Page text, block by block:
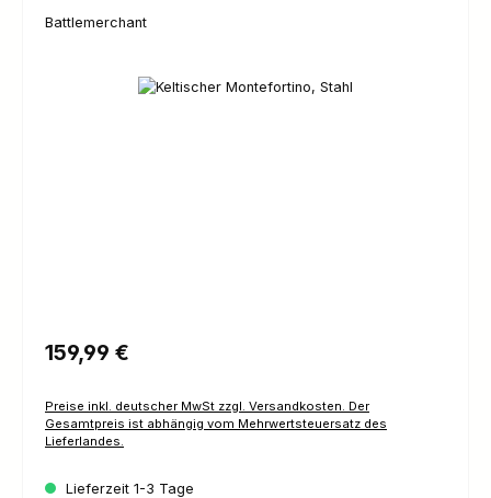
Battlemerchant
Bildergalerie überspringen
Regulärer Preis:
159,99 €
Preise inkl. deutscher MwSt zzgl. Versandkosten. Der
Gesamtpreis ist abhängig vom Mehrwertsteuersatz des
Lieferlandes.
Lieferzeit 1-3 Tage